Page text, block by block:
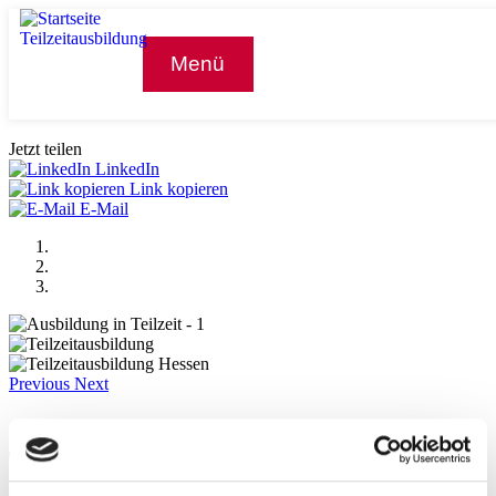
Menü
Jetzt teilen
LinkedIn
Link kopieren
E-Mail
Previous Next
Online Sprechstunde zu
Teilzeitausbildung für AusbilderInnen